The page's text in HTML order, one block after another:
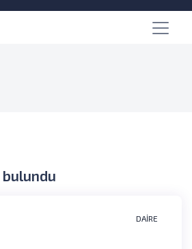
DAIRE